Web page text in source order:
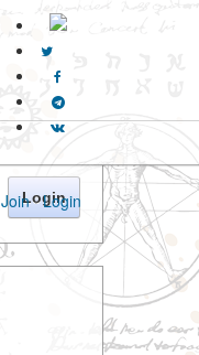
Join · Login
Login